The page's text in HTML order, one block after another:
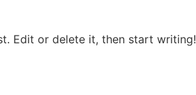
Edit or delete it, then start writing!